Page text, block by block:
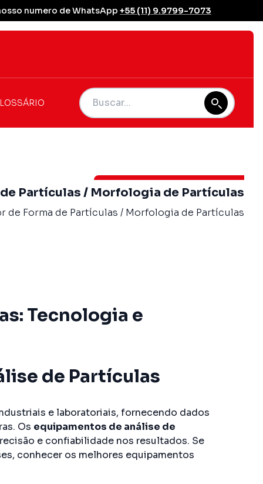
numero de WhatsApp +55 (11) 9.9799-7073
Partículas / Morfologia de Partículas
de Forma de Partículas / Morfologia de Partículas
Tecnologia e
de Partículas
e laboratoriais, fornecendo dados
Os equipamentos de análise de
e confiabilidade nos resultados. Se
conhecer os melhores equipamentos